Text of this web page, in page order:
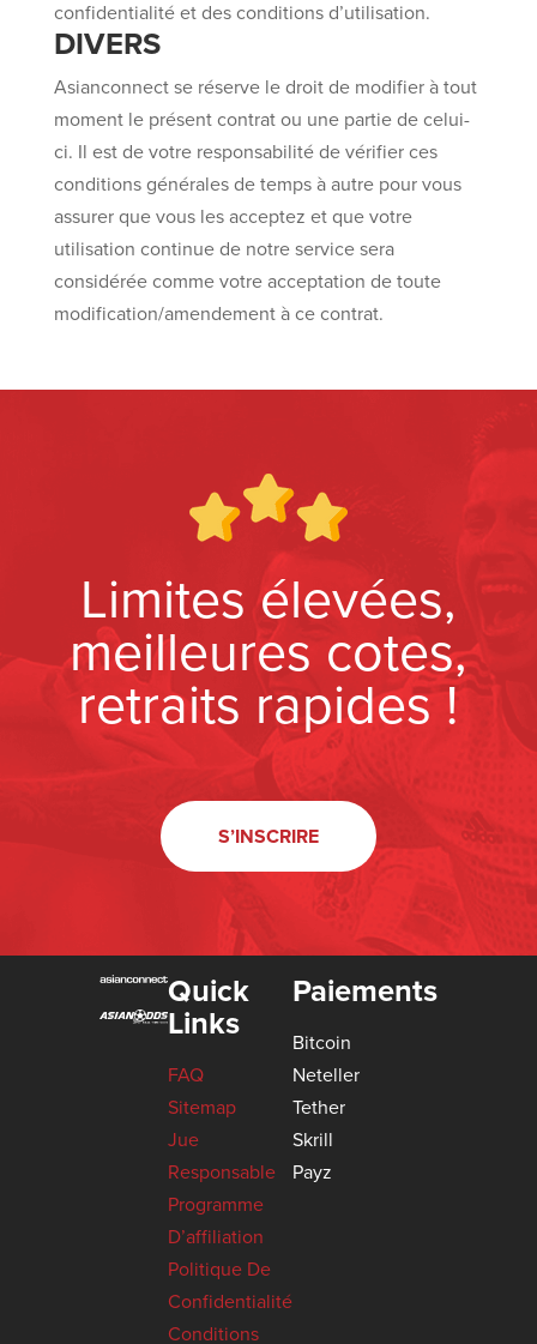
confidentialité et des conditions d’utilisation.
DIVERS
Asianconnect se réserve le droit de modifier à tout
moment le présent contrat ou une partie de celui-
ci. Il est de votre responsabilité de vérifier ces
conditions générales de temps à autre pour vous
assurer que vous les acceptez et que votre
utilisation continue de notre service sera
considérée comme votre acceptation de toute
modification/amendement à ce contrat.
Limites élevées,
meilleures cotes,
retraits rapides !
S’INSCRIRE
Quick
Links
FAQ
Sitemap
Jue
Responsable
Programme
D’affiliation
Politique De
Confidentialité
Conditions
Paiements
Bitcoin
Neteller
Tether
Skrill
Payz